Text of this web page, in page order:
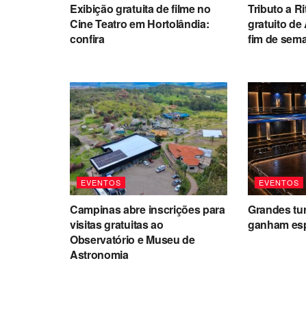
Exibição gratuita de filme no
Cine Teatro em Hortolândia:
confira
Tributo a
gratuito de
fim de
EVENTOS
Campinas abre inscrições para
visitas gratuitas ao
Observatório e Museu de
Astronomia
EVENTOS
Grandes
ganham